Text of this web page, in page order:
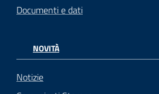
Documenti e dati
NOVITÀ
Notizie